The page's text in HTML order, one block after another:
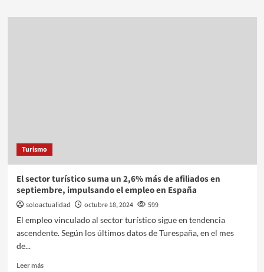
Turismo
El sector turístico suma un 2,6% más de afiliados en
septiembre, impulsando el empleo en España
soloactualidad octubre 18, 2024
599
El empleo vinculado al sector turístico sigue en tendencia
ascendente. Según los últimos datos de Turespaña, en el mes
de...
Leer más